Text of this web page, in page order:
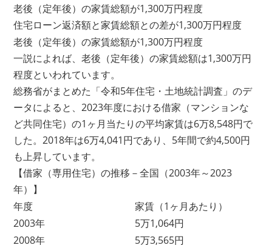
老後（定年後）の家賃総額が1,300万円程度
住宅ローン返済額と家賃総額との差が1,300万円程度
老後（定年後）の家賃総額が1,300万円程度
一説によれば、老後（定年後）の家賃総額は1,300万円
程度といわれています。
総務省がまとめた「令和5年住宅・土地統計調査」のデ
ータによると、2023年度における借家（マンションな
ど共同住宅）の1ヶ月当たりの平均家賃は6万8,548円で
した。2018年は6万4,041円であり、5年間で約4,500円
も上昇しています。
【借家（専用住宅）の推移－全国（2003年～2023
年）】
年度
家賃（1ヶ月あたり）
2003年
5万1,064円
2008年
5万3,565円